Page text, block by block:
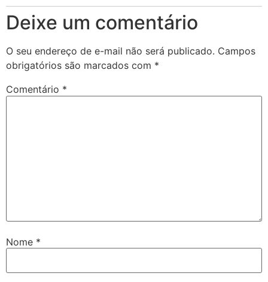
Deixe um comentário
O seu endereço de e-mail não será publicado. Campos
obrigatórios são marcados com *
Comentário *
Nome *